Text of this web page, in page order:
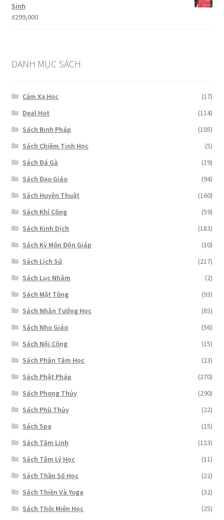
Sinh
₫299,000
DANH MỤC SÁCH
Cảm Xạ Học
(17)
Deal Hot
(114)
Sách Binh Pháp
(105)
Sách Chiêm Tinh Học
(5)
Sách Đá Gà
(19)
Sách Đạo Giáo
(94)
Sách Huyền Thuật
(160)
Sách Khí Công
(59)
Sách Kinh Dịch
(183)
Sách Kỳ Môn Độn Giáp
(10)
Sách Lịch Sử
(217)
Sách Lục Nhâm
(2)
Sách Mật Tông
(93)
Sách Nhân Tướng Học
(85)
Sách Nho Giáo
(56)
Sách Nội Công
(15)
Sách Phân Tâm Học
(23)
Sách Phật Pháp
(270)
Sách Phong Thủy
(290)
Sách Phù Thủy
(22)
Sách Spa
(15)
Sách Tâm Linh
(123)
Sách Tâm Lý Học
(11)
Sách Thần Số Học
(22)
Sách Thiền Và Yoga
(32)
Sách Thôi Miên Học
(25)